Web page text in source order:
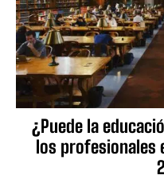
¿Puede la
los profesionales